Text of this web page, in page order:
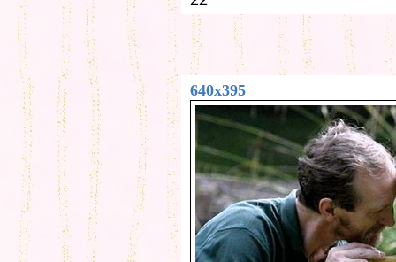
640x395